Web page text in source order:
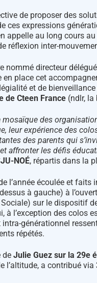
de proposer des
ces expressions
appelle au long cours
réflexion inter-
directeur
place cet
et de
de Cteen France (ndlr, la
mosaïque des
leur expérience des
des parents qui
affronter les défis
NOÉ, répartis dans la
l’année écoulée et
à gauche) à
Sociale) sur le dispositif
à l’exception des
générationnel
répétés.
de Julie Guez sur la 29e
l’altitude, a contribué via